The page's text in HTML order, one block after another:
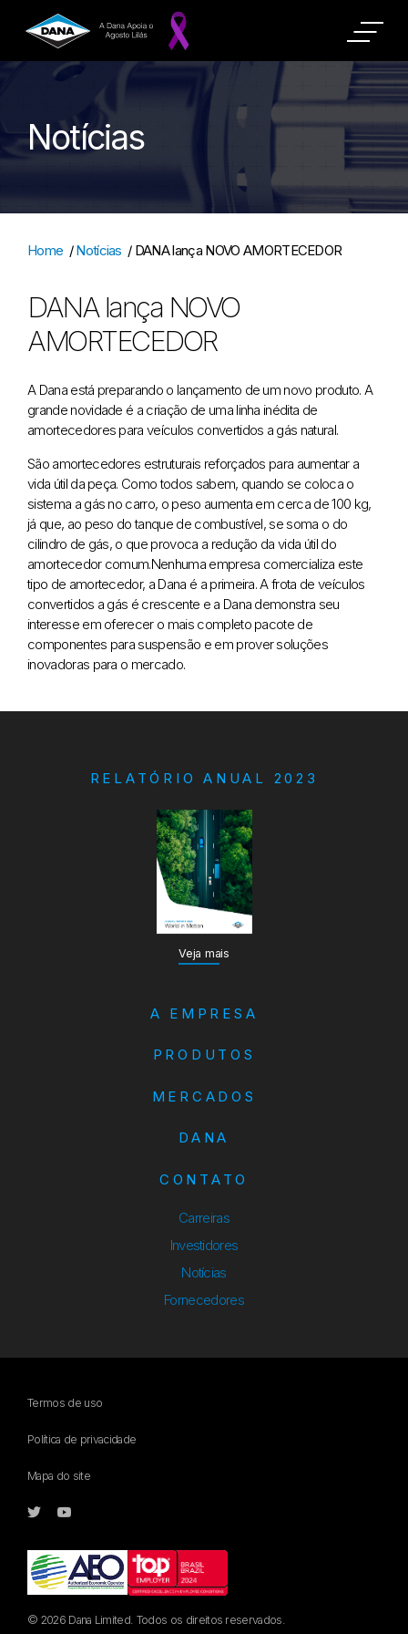
Notícias
Home /Notícias / DANA lança NOVO AMORTECEDOR
DANA lança NOVO
AMORTECEDOR
A Dana está preparando o lançamento de um novo produto. A
grande novidade é a criação de uma linha inédita de
amortecedores para veículos convertidos a gás natural.
São amortecedores estruturais reforçados para aumentar a
vida útil da peça. Como todos sabem, quando se coloca o
sistema a gás no carro, o peso aumenta em cerca de 100 kg,
já que, ao peso do tanque de combustível, se soma o do
cilindro de gás, o que provoca a redução da vida útil do
amortecedor comum.Nenhuma empresa comercializa este
tipo de amortecedor, a Dana é a primeira. A frota de veículos
convertidos a gás é crescente e a Dana demonstra seu
interesse em oferecer o mais completo pacote de
componentes para suspensão e em prover soluções
inovadoras para o mercado.
RELATÓRIO ANUAL 2023
Veja mais
A EMPRESA
PRODUTOS
MERCADOS
DANA
CONTATO
Carreiras
Investidores
Notícias
Fornecedores
Termos de uso
Política de privacidade
Mapa do site
© 2026 Dana Limited. Todos os direitos reservados.